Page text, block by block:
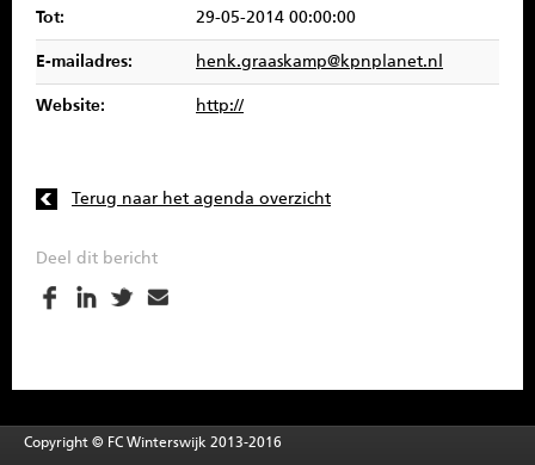
CONTACT
Tot: 29-05-2014 00:00:00
E-mailadres: henk.graaskamp@kpnplanet.nl
Website: http://
Terug naar het agenda overzicht
Deel dit bericht
Copyright © FC Winterswijk 2013-2016